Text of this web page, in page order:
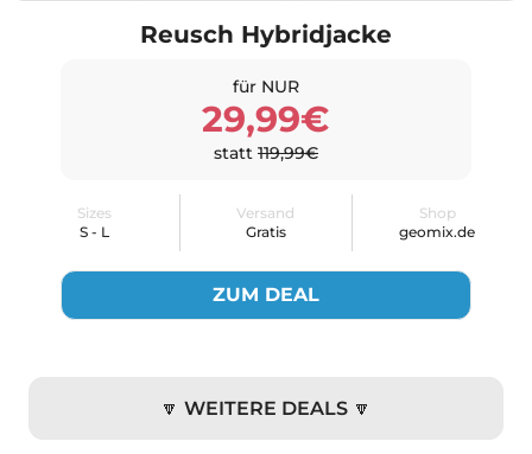
Reusch Hybridjacke
für NUR
29,99€
statt 119,99€
Sizes
S - L
Versand
Gratis
Shop
geomix.de
ZUM DEAL
🔽 WEITERE DEALS 🔽